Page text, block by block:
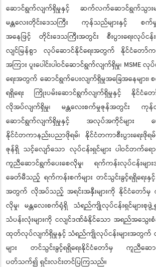
ဆောင်ရွက်လျက်ရှိမှုနှင့် ဆက်လက်ဆောင်ရွက်သွားမ
မန္တလေးတိုင်းဒေသကြီး ကုန်သည်များနှင့် စက်မှုလု
အနေဖြင့် တိုင်းဒေသကြီးအတွင်း စီးပွားရေးလုပ်ငန်
လျင်မြန်စွာ လုပ်ဆောင်နိုင်ရေးအတွက် နိုင်ငံတော်
အကြား ပူးပေါင်းပါဝင်ဆောင်ရွက်လျက်ရှိမှု၊ MSME လု
ရေးအတွက် ဆောင်ရွက်ပေးလျက်ရှိမှုအခြေအနေများ၊ စ
ရရှိရေး ကြိုးပမ်းဆောင်ရွက်လျက်ရှိမှုနှင့် နိုင်ငံတေ
လိုအပ်လျက်ရှိမှု၊ မန္တလေးစက်မှုဇုန်အတွင်း ကုန်ထု
ဆောင်ရွက်လျက်ရှိမှုနှင့် အလုပ်အကိုင်များ ဖော်
နိုင်ငံတကာနည်းပညာဖိုရမ်၊ နိုင်ငံတကာစီးပွားရေးဖိုရ
ဇုန်ရှိ သင့်လျော်သော လုပ်ငန်းရှင်များ ပါဝင်တက်ရ
ကူညီဆောင်ရွက်ပေးစေလိုမှု၊ ရက်ကန်းလုပ်ငန်း
ခေတ်မီသည့် ရက်ကန်းစက်များ တင်သွင်းခွင့်ရရှိရေးနှင့်
အတွက် လိုအပ်သည့် အရင်းအနှီးများကို နိုင်ငံတော်မှ
လိုမှု၊ မန္တလေးစက်ရုံရှိ သံရည်ကျိုလုပ်ငန်းရှင်များ
သံပန်းလုံးများကို ငလျင်ဒဏ်ခံနိုင်သော အရည်အသွေးစံ
ထုတ်လုပ်လျက်ရှိမှုနှင့် သံရည်ကျိုလုပ်ငန်းများအတွက်
များ တင်သွင်းခွင့်ရရှိရေးနိုင်ငံတော်မှ ကူညီဆော
ပတ်သက်၍ ရှင်းလင်းတင်ပြကြသည်။